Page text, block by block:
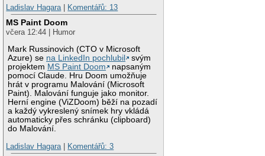
Ladislav Hagara
Komentářů: 13
MS Paint Doom
včera 12:44 | Humor
Mark Russinovich (CTO v Microsoft
Azure) se na LinkedIn pochlubil
svým
projektem MS Paint Doom
napsaným
pomocí Claude. Hru Doom umožňuje
hrát v programu Malování (Microsoft
Paint). Malování funguje jako monitor.
Herní engine (ViZDoom) běží na pozadí
a každý vykreslený snímek hry vkládá
automaticky přes schránku (clipboard)
do Malování.
Ladislav Hagara
Komentářů: 3